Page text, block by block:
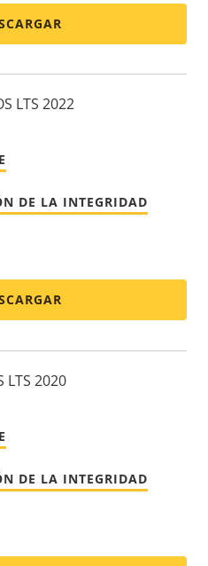
LTS 2022
DE LA INTEGRIDAD
LTS 2020
DE LA INTEGRIDAD